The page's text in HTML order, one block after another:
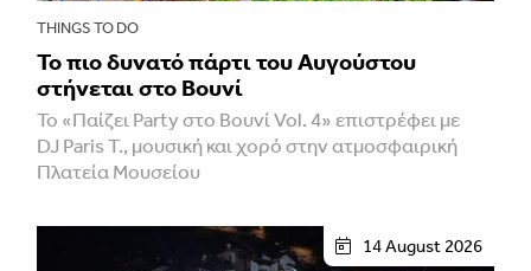
THINGS TO DO
Το πιο δυνατό πάρτι του Αυγούστου
στήνεται στο Βουνί
Το «Παίζει Party στο Βουνί Vol. 4» επιστρέφει με
DJ Paris T., μουσική και χορό στην ατμοσφαιρική
Πλατεία Μουσείου
14 August 2026